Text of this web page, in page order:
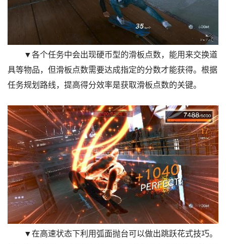
▼各个任务中会出现硬币型的滑板点数，能用来交换道
具等物品，但滑板点数需要达成指定的分数才能获得。根据
任务规划路线，提高得分效率是获取滑板点数的关键。
▼在高速状态下利用弧面抛台可以做出跳跃花式技巧。